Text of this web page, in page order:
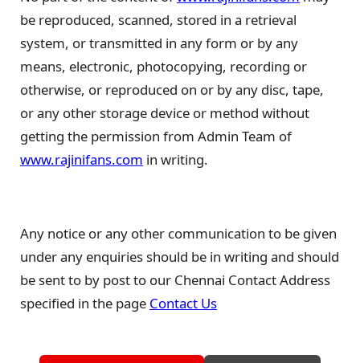
be reproduced, scanned, stored in a retrieval
system, or transmitted in any form or by any
means, electronic, photocopying, recording or
otherwise, or reproduced on or by any disc, tape,
or any other storage device or method without
getting the permission from Admin Team of
www.rajinifans.com in writing.
Any notice or any other communication to be given
under any enquiries should be in writing and should
be sent to by post to our Chennai Contact Address
specified in the page Contact Us